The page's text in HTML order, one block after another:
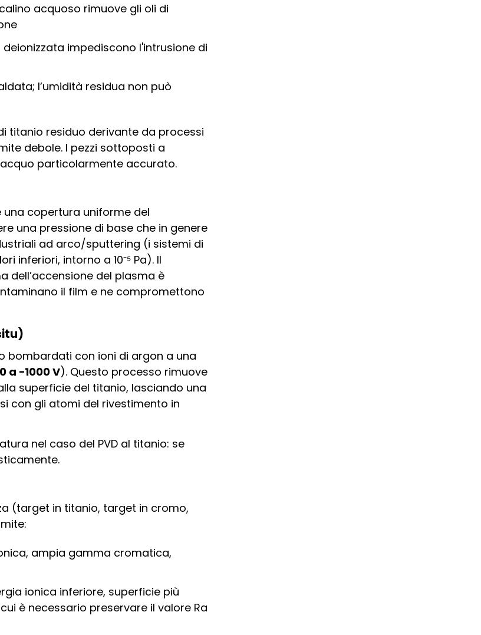
acquoso rimuove gli oli di
impediscono l'intrusione di
l’umidità residua non può
titanio residuo derivante da processi
debole. I pezzi sottoposti a
particolarmente accurato.
copertura uniforme del
una pressione di base che in genere
ad arco/sputtering (i sistemi di
inferiori, intorno a 10⁻⁵ Pa). Il
dell’accensione del plasma è
il film e ne compromettono
bombardati con ioni di argon a una
a −1000 V). Questo processo rimuove
superficie del titanio, lasciando una
con gli atomi del rivestimento in
nel caso del PVD al titanio: se
(target in titanio, target in cromo,
ampia gamma cromatica,
ionica inferiore, superficie più
è necessario preservare il valore Ra